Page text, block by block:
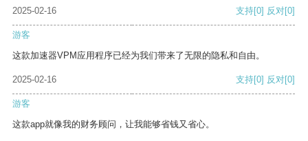
2025-02-16 支持[0] 反对[0]
游客
这款加速器VPM应用程序已经为我们带来了无限的隐私和自由。
2025-02-16 支持[0] 反对[0]
游客
这款app就像我的财务顾问，让我能够省钱又省心。